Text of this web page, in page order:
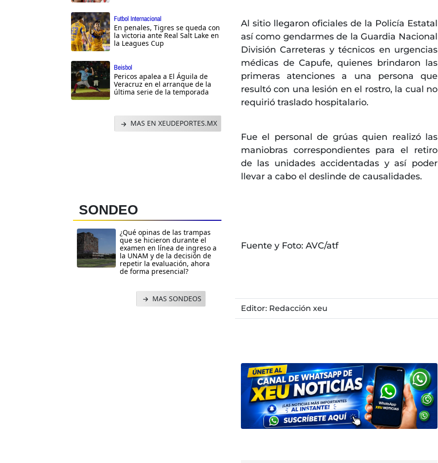
Futbol Internacional
En penales, Tigres se queda con
la victoria ante Real Salt Lake en
la Leagues Cup
Beisbol
Pericos apalea a El Águila de
Veracruz en el arranque de la
última serie de la temporada
MAS EN XEUDEPORTES.MX
SONDEO
¿Qué opinas de las trampas
que se hicieron durante el
examen en línea de ingreso a
la UNAM y de la decisión de
repetir la evaluación, ahora
de forma presencial?
MAS SONDEOS
Al sitio llegaron oficiales de la Policía Estatal
así como gendarmes de la Guardia Nacional
División Carreteras y técnicos en urgencias
médicas de Capufe, quienes brindaron las
primeras atenciones a una persona que
resultó con una lesión en el rostro, la cual no
requirió traslado hospitalario.
Fue el personal de grúas quien realizó las
maniobras correspondientes para el retiro
de las unidades accidentadas y así poder
llevar a cabo el deslinde de causalidades.
Fuente y Foto: AVC/atf
Editor: Redacción xeu